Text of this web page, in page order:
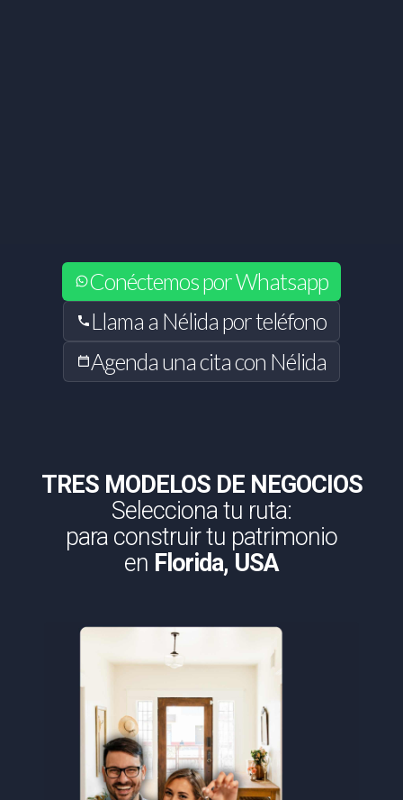
Conéctemos por Whatsapp
Llama a Nélida por teléfono
Agenda una cita con Nélida
TRES MODELOS DE NEGOCIOS
Selecciona tu ruta:
para construir tu patrimonio
en Florida, USA